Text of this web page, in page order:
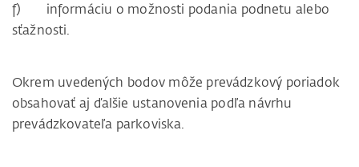
f) informáciu o možnosti podania podnetu alebo
sťažnosti.
Okrem uvedených bodov môže prevádzkový poriadok
obsahovať aj ďalšie ustanovenia podľa návrhu
prevádzkovateľa parkoviska.